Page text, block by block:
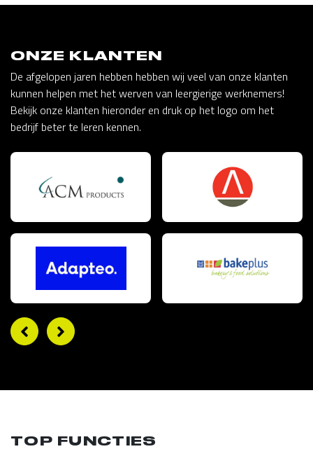
ONZE KLANTEN
De afgelopen jaren hebben hebben wij veel van onze klanten
kunnen helpen met het werven van leergierige werknemers!
Bekijk onze klanten hieronder en druk op het logo om het
bedrijf beter te leren kennen.
TOP FUNCTIES